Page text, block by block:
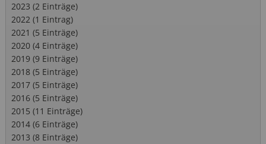
2023 (2 Einträge)
2022 (1 Eintrag)
2021 (5 Einträge)
2020 (4 Einträge)
2019 (9 Einträge)
2018 (5 Einträge)
2017 (5 Einträge)
2016 (5 Einträge)
2015 (11 Einträge)
2014 (6 Einträge)
2013 (8 Einträge)